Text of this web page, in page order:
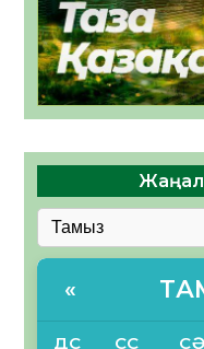
«
ДС СС СӘ